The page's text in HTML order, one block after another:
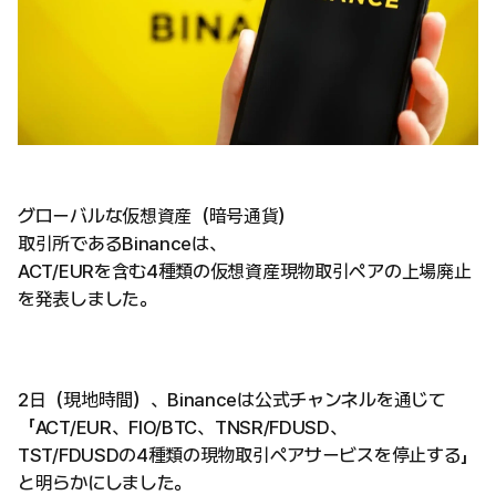
グローバルな仮想資産（暗号通貨）
取引所であるBinanceは、
ACT/EURを含む4種類の仮想資産現物取引ペアの上場廃止
を発表しました。
2日（現地時間）、Binanceは公式チャンネルを通じて
「ACT/EUR、FIO/BTC、TNSR/FDUSD、
TST/FDUSDの4種類の現物取引ペアサービスを停止する」
と明らかにしました。